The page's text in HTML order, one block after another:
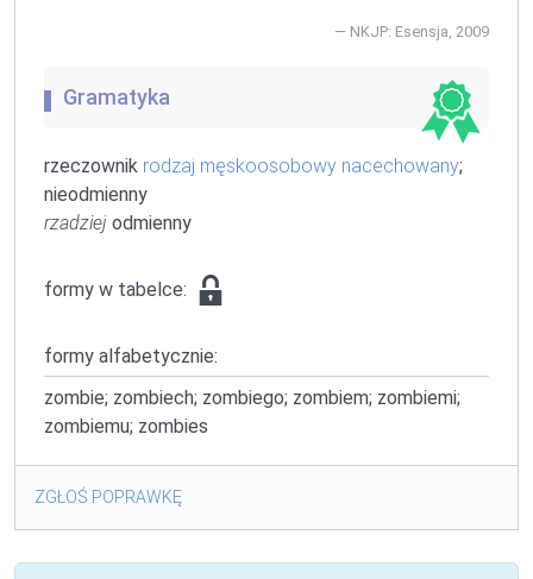
NKJP: Esensja, 2009
Gramatyka
rzeczownik rodzaj męskoosobowy nacechowany;
nieodmienny
rzadziej odmienny
formy w tabelce:
formy alfabetycznie:
zombie; zombiech; zombiego; zombiem; zombiemi;
zombiemu; zombies
ZGŁOŚ POPRAWKĘ